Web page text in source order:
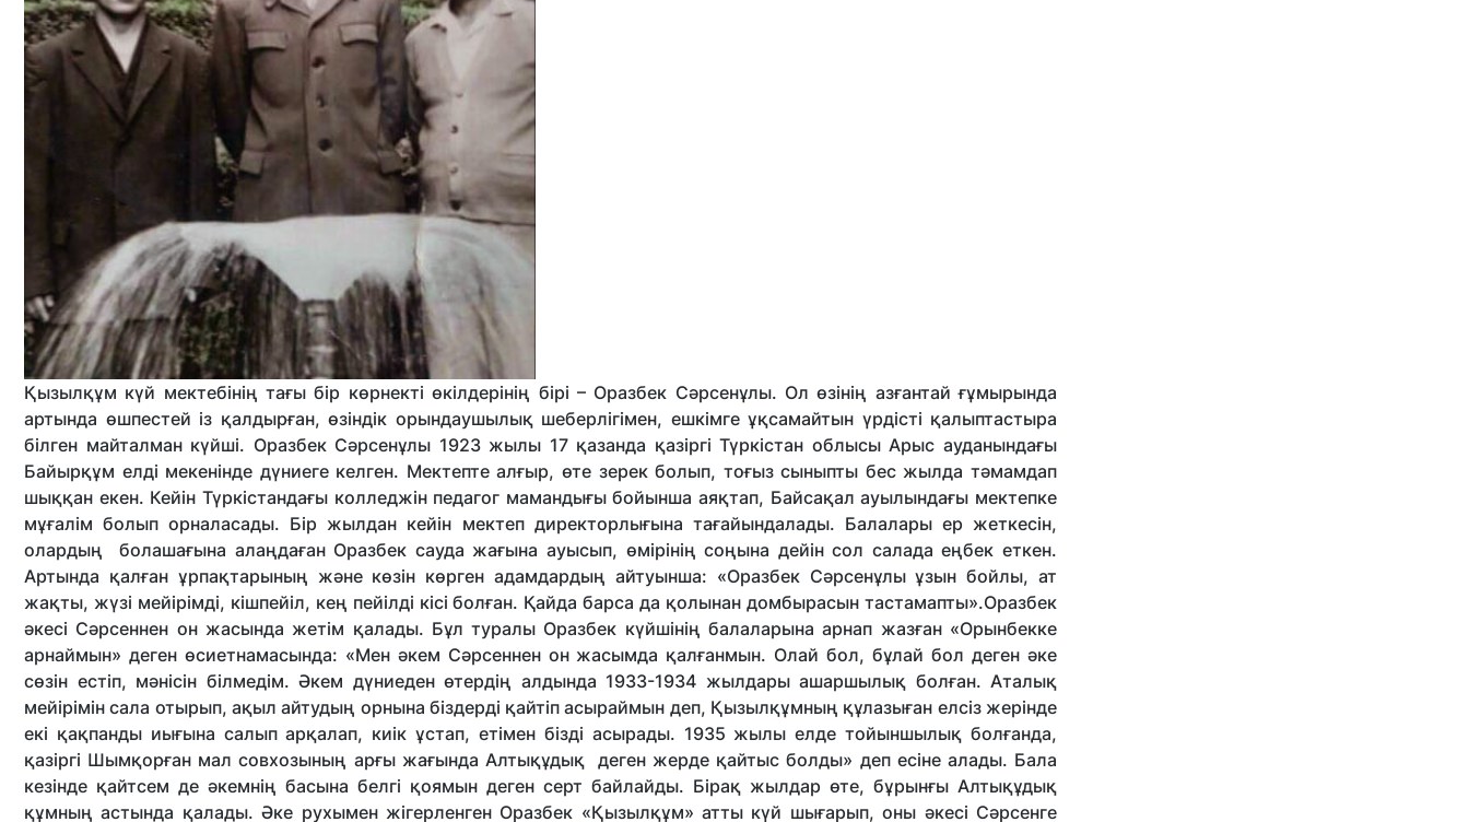
Қызылқұм күй мектебінің тағы бір көрнекті өкілдерінің бірі – Оразбек Сәрсенұлы. Ол өзінің азғантай ғұмырында
артында өшпестей із қалдырған, өзіндік орындаушылық шеберлігімен, ешкімге ұқсамайтын үрдісті қалыптастыра
білген майталман күйші. Оразбек Сәрсенұлы 1923 жылы 17 қазанда қазіргі Түркістан облысы Арыс ауданындағы
Байырқұм елді мекенінде дүниеге келген. Мектепте алғыр, өте зерек болып, тоғыз сыныпты бес жылда тәмамдап
шыққан екен. Кейін Түркістандағы колледжін педагог мамандығы бойынша аяқтап, Байсақал ауылындағы мектепке
мұғалім болып орналасады. Бір жылдан кейін мектеп директорлығына тағайындалады. Балалары ер жеткесін,
олардың болашағына алаңдаған Оразбек сауда жағына ауысып, өмірінің соңына дейін сол салада еңбек еткен.
Артында қалған ұрпақтарының және көзін көрген адамдардың айтуынша: «Оразбек Сәрсенұлы ұзын бойлы, ат
жақты, жүзі мейірімді, кішпейіл, кең пейілді кісі болған. Қайда барса да қолынан домбырасын тастамапты».Оразбек
әкесі Сәрсеннен он жасында жетім қалады. Бұл туралы Оразбек күйшінің балаларына арнап жазған «Орынбекке
арнаймын» деген өсиетнамасында: «Мен әкем Сәрсеннен он жасымда қалғанмын. Олай бол, бұлай бол деген әке
сөзін естіп, мәнісін білмедім. Әкем дүниеден өтердің алдында 1933-1934 жылдары ашаршылық болған. Аталық
мейірімін сала отырып, ақыл айтудың орнына біздерді қайтіп асыраймын деп, Қызылқұмның құлазыған елсіз жерінде
екі қақпанды иығына салып арқалап, киік ұстап, етімен бізді асырады. 1935 жылы елде тойыншылық болғанда,
қазіргі Шымқорған мал совхозының арғы жағында Алтықұдық деген жерде қайтыс болды» деп есіне алады. Бала
кезінде қайтсем де әкемнің басына белгі қоямын деген серт байлайды. Бірақ жылдар өте, бұрынғы Алтықұдық
құмның астында қалады. Әке рухымен жігерленген Оразбек «Қызылқұм» атты күй шығарып, оны әкесі Сәрсенге